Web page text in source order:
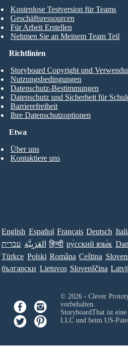
Kostenlose Testversion für Teams
Geschäftsressourcen
Für Arbeit Erstellen
Nehmen Sie an Meinem Team Teil
Etwa
Über uns
Kontaktiere uns
Richtlinien
Storyboard Copyright und
Nutzungsbedingungen
Datenschutz-Bestimmungen
Datenschutz und Sicherheit für
Barrierefreiheit
Ihre Datenschutzoptionen
English Español Français Deutsch
עברית العَرَبِيَّة हिन्दी ру́сский язы́к
Türkçe Polski Româna Ceština
български Lietuvos Slovenščina
© 2026 - Clever
vorbehalten.
StoryboardThat ist
LLCund beim US-